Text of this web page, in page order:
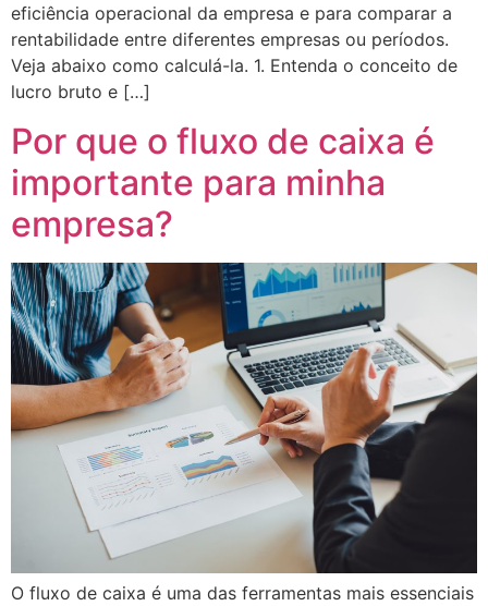
al
eficiência operacional da empresa e para comparar a
rentabilidade entre diferentes empresas ou períodos.
Veja abaixo como calculá-la. 1. Entenda o conceito de
lucro bruto e […]
Por que o fluxo de caixa é
importante para minha
empresa?
O fluxo de caixa é uma das ferramentas mais essenciais